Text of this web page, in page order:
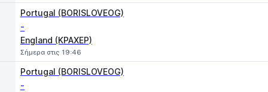
Portugal (BORISLOVEOG)
-
England (KPAXEP)
Σήμερα στις 19:46
Portugal (BORISLOVEOG)
-